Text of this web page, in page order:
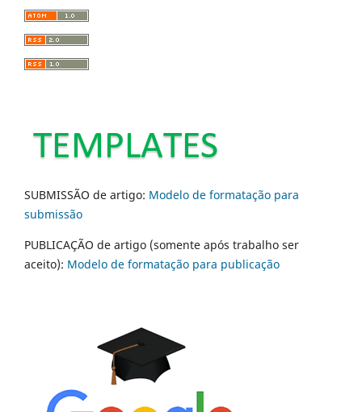
SUBMISSÃO de artigo: Modelo de formatação para
submissão
PUBLICAÇÃO de artigo (somente após trabalho ser
aceito): Modelo de formatação para publicação